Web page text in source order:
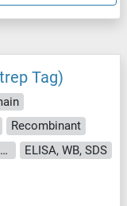
Tag)
Recombinant
approximately 70-80 % as determined by SDS PAGE, Western Blot and analytical SEC (HPLC).
ELISA, WB, SDS